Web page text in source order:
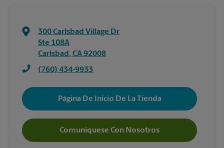
300 Carlsbad Village Dr
Ste 108A
Carlsbad, CA92008
(760) 434-9933
Página De Inicio De La Tienda
Comuníquese Con Nosotros